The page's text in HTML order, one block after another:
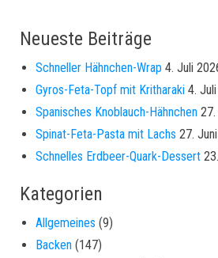
Neueste Beiträge
Schneller Hähnchen-Wrap 4. Juli
Gyros-Feta-Topf mit Kritharaki 4.
Spanisches Knoblauch-Hähnchen
Spinat-Feta-Pasta mit Lachs 27.
Schnelles Erdbeer-Quark-Dessert
Kategorien
Allgemeines (9)
Backen (147)